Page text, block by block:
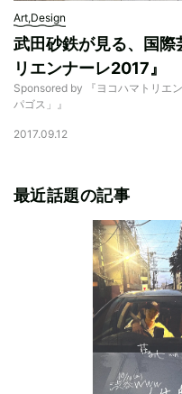
Art,Design
武田砂鉄が見る、国際
リエンナーレ2017』
Sponsored by 『ヨコハマトリエ
パゴス」』
2017.09.12
最近話題の記事